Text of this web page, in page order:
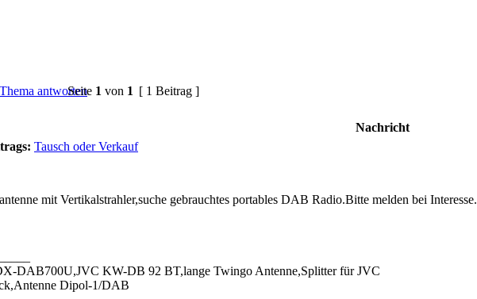
Seite 1 von 1 [ 1 Beitrag ]
Nachricht
Tausch oder Verkauf
mit Vertikalstrahler,suche gebrauchtes portables DAB Radio.Bitte melden bei Interesse.
DAB700U,JVC KW-DB 92 BT,lange Twingo Antenne,Splitter für JVC
Dipol-1/DAB